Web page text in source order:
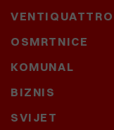
VENTIQUATTRO
OSMRTNICE
KOMUNAL
BIZNIS
SVIJET